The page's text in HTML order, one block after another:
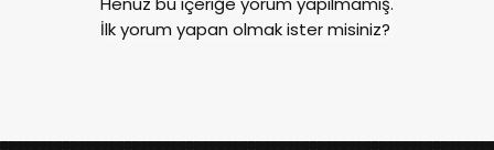
İlk yorum yapan olmak ister misiniz?